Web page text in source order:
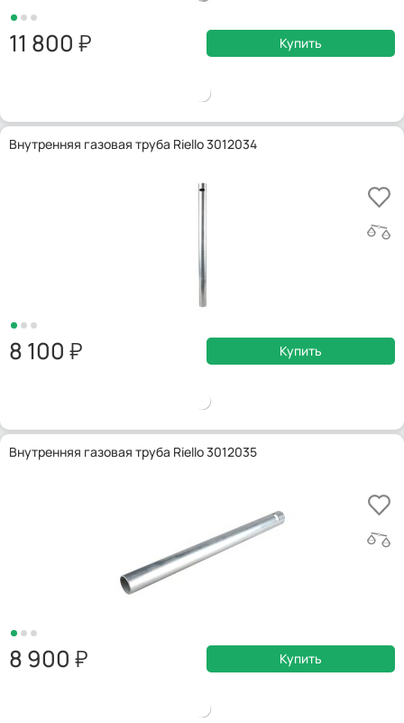
11 800 Купить
Внутренняя газовая труба Riello 3012034
8 100 Купить
Внутренняя газовая труба Riello 3012035
8 900 Купить